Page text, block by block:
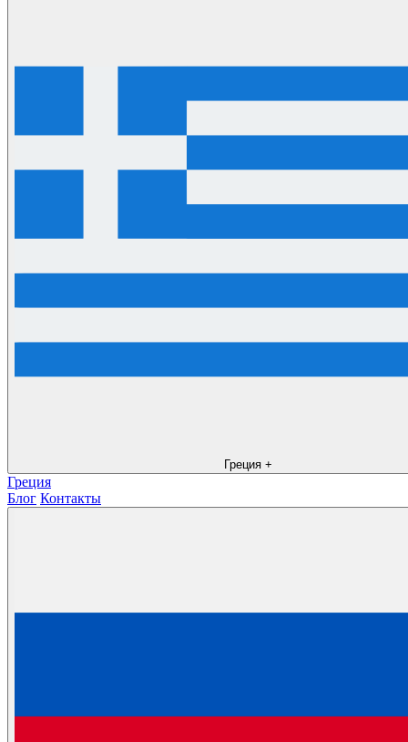
Греция +
Греция
Блог Контакты